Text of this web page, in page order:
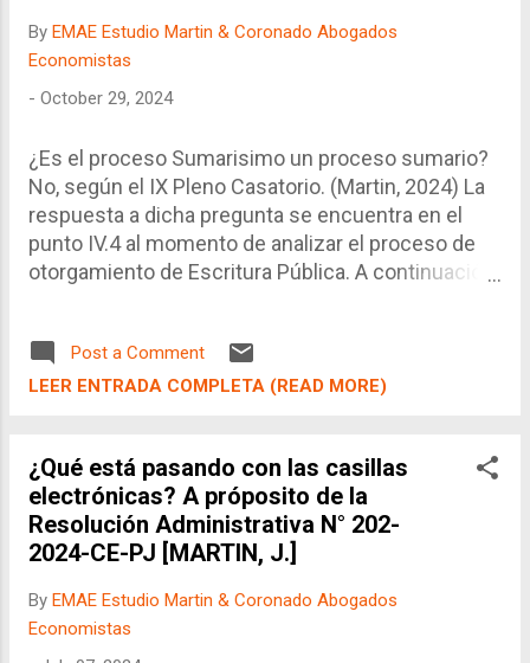
By EMAE Estudio Martin & Coronado Abogados
Economistas
- October 29, 2024
¿Es el proceso Sumarisimo un proceso sumario?
No, según el IX Pleno Casatorio. (Martin, 2024) La
respuesta a dicha pregunta se encuentra en el
punto IV.4 al momento de analizar el proceso de
otorgamiento de Escritura Pública. A continuación
MOQUEGUA, el 09 de agosto de 2016, con la Dra.
Janet Tello Gilardi como magistrada ponente.
Post a Comment
LEER ENTRADA COMPLETA (READ MORE)
¿Qué está pasando con las casillas
electrónicas? A próposito de la
Resolución Administrativa N° 202-
2024-CE-PJ [MARTIN, J.]
By EMAE Estudio Martin & Coronado Abogados
Economistas